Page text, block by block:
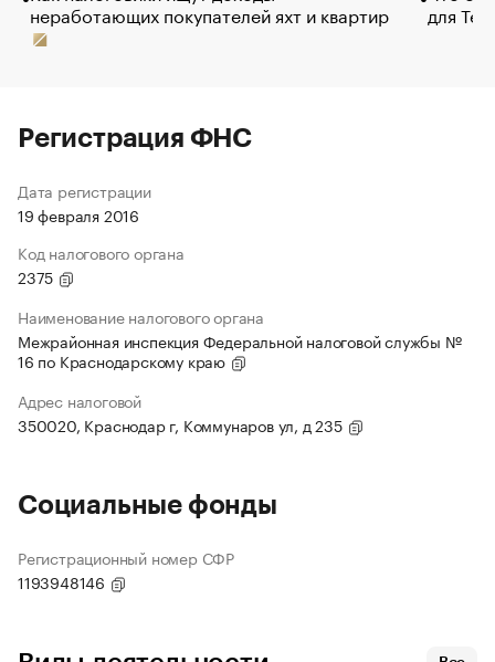
неработающих покупателей яхт и квартир
для
Регистрация ФНС
Дата регистрации
19 февраля 2016
Код налогового органа
2375
Наименование налогового органа
Межрайонная инспекция Федеральной налоговой службы №
16 по Краснодарскому краю
Адрес налоговой
350020, Краснодар г, Коммунаров ул, д 235
Социальные фонды
Регистрационный номер СФР
1193948146